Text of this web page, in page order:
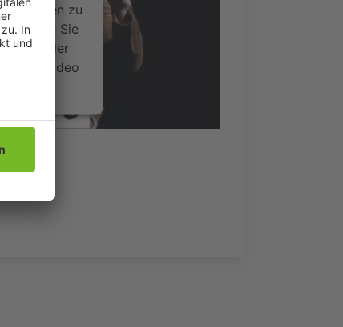
Daten zu
lesen Sie
Sie der
Video
Management